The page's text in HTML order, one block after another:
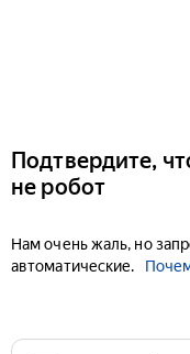
Подтвердите,
не робот
Нам очень жаль, но
автоматические.